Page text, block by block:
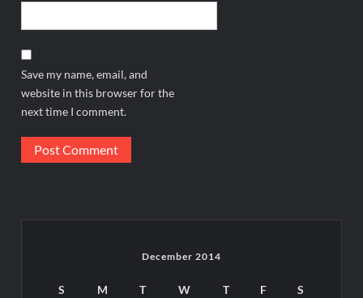
Save my name, email, and
website in this browser for the
next time I comment.
December 2014
S M T W T F S